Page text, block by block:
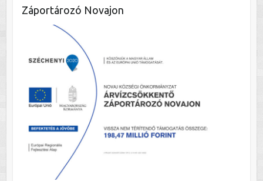
Záportározó Novajon